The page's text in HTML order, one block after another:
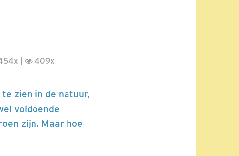
| 409x
zien in de natuur,
voldoende
zijn. Maar hoe